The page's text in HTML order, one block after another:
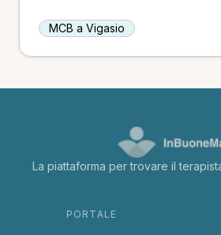
MCB a Vigasio
La piattaforma per trovare il
PORTALE